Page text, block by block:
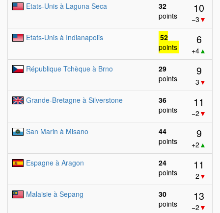
Etats-Unis à Laguna Seca
32
points
10
−3 ▼
Etats-Unis à Indianapolis
52
points
6
+4▲
République Tchèque à Brno
29
points
9
−3 ▼
Grande-Bretagne à Silverstone
36
points
11
−2 ▼
San Marin à Misano
44
points
9
+2 ▲
Espagne à Aragon
24
points
11
−2 ▼
Malaisie à Sepang
30
points
13
−2 ▼